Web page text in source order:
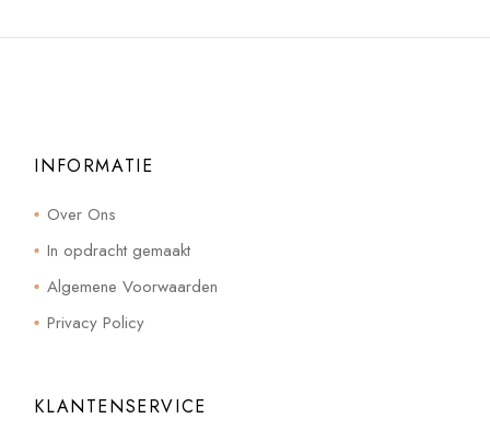
INFORMATIE
Over Ons
In opdracht gemaakt
Algemene Voorwaarden
Privacy Policy
KLANTENSERVICE